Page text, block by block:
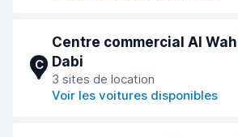
C
Centre commercial Al
Dabi
3 sites de location
Voir les voitures disponibles